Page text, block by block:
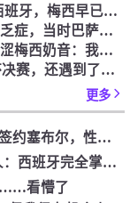
[Z原创]阿根廷解说员：哪怕奖杯属于西班牙，梅西早已唤醒阿根
【体育视频】梅西小时患有生长激素缺乏症，当时巴萨总监看了比赛
【今日视频】当年的青涩球王！17岁青涩梅西奶音：我们用节奏把
[有道理嘛?]佛得角门将受邀观看世界杯决赛，还遇到了传奇门将
更多
[你怎么看？]孔祥宇评论湖人1年330万签约塞布尔，性价比极
【你怎么看？】成王败寇！六台主持人：西班牙完全掌控比赛，阿根
……看懵了